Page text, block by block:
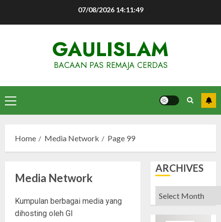
07/08/2026 14:11:49
GAULISLAM
BACAAN PAS REMAJA CERDAS
Primary
Menu
Home Media Network Page 99
Media Network
Kumpulan berbagai media yang
dihosting oleh GI
ARCHIVES
Archives